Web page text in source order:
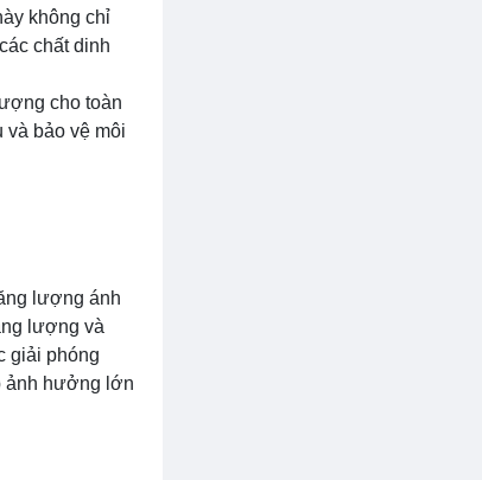
không chỉ
chất dinh
cho toàn
và bảo vệ môi
lượng ánh
lượng và
giải phóng
ảnh hưởng lớn